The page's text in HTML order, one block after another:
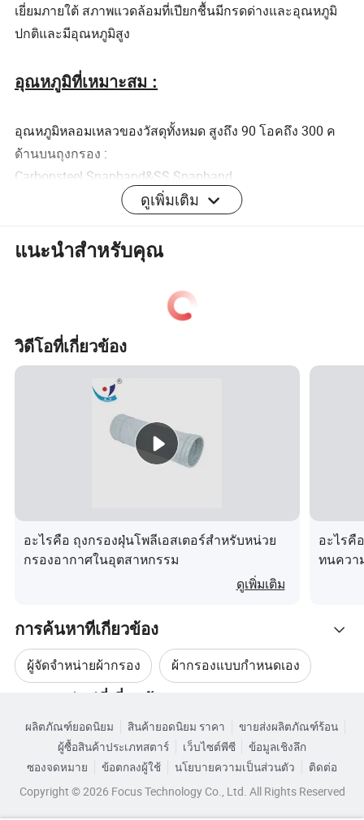
เยี่ยมภายใต้ สภาพแวดล้อมที่เปียกชื้นมีกรดด่างและอุณหภูมิ
ปกติและมีอุณหภูมิสูง
อุณหภูมิที่เหมาะสม :
อุณหภูมิหลอมเหลวของวัสดุทั้งหมด สูงถึง 90 โอคถึง 300 ค
ด้านบนถุงกรอง :
Carbonsteel Snapband&SS Snapband
ล่าง : การกลับเข้าไปใหม่ 100 มม . หรือดิสก์
ขนาด : กำหนดเอง
ถุงกรอง PPS สำหรับการใช้งานที่มีอุณหภูมิสูงกว่าที่
ฟิลเตอร์ PPS ทำจากเส้นใยคุณภาพสูง Toray PPS และผลิต
โดยอุปกรณ์เยอรมนีเพื่อคลายกล้ามเนื้อเจาะเข็ม
ข้อมูลจำเพาะทางเทคนิค :
หน้า 84
หน้า 84
ความหนา ( มม .)
ความกว้าง ( มม .) ≤ 2.2
ความสามารถในการ
ซึมผ่านของอากาศ ( ม
.3 / ตร . ม ./ นาที ):
8.72
(N/20 × 5 ซม .)
Warp at 900 Wft:>1200
การยืดตัวของแรงดึง
โก่งงอ :<35 Weft) 50
ดูเพิ่มเติม
แนะนำสำหรับคุณ
วิดีโอที่เกี่ยวข้อง
อะไรคือ ถุงกรองฝุ่นโพลีเอสเตอร์สำหรับหน่วย
กรองอากาศในอุตสาหกรรม
ดูเพิ่มเติม
อะไรคื
ทนควา
การค้นหาที่เกี่ยวข้อง
ผู้จัดจำหน่ายผ้ากรอง ผ้ากรองแบบกำหนดเอง
ผ้ากรองน้ำ ผ้ากรอง
เรียกดูตามหมวดหมู่
ผลิตภัณฑ์ยอดนิยม สินค้ายอดนิยม ราคา
ขายส่งผลิตภัณฑ์ร้อน
ผู้ซื้อสินค้าประเภทสตาร์
เว็บไซต์พีซี
ข้อมูลเชิงลึก
ซองจดหมาย
ข้อตกลงผู้ใช้ นโยบายความเป็นส่วนตัว
ติดต่อ
Copyright © 2026 Focus Technology Co., Ltd. All Rights Reserved